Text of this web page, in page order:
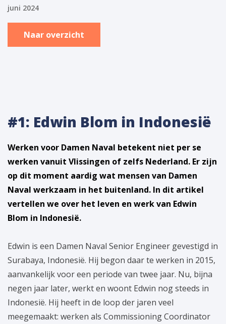
juni 2024
Naar overzicht
#1: Edwin Blom in Indonesië
Werken voor Damen Naval betekent niet per se
werken vanuit Vlissingen of zelfs Nederland. Er zijn
op dit moment aardig wat mensen van Damen
Naval werkzaam in het buitenland. In dit artikel
vertellen we over het leven en werk van Edwin
Blom in Indonesië.
Edwin is een Damen Naval Senior Engineer gevestigd in
Surabaya, Indonesië. Hij begon daar te werken in 2015,
aanvankelijk voor een periode van twee jaar. Nu, bijna
negen jaar later, werkt en woont Edwin nog steeds in
Indonesië. Hij heeft in de loop der jaren veel
meegemaakt: werken als Commissioning Coordinator